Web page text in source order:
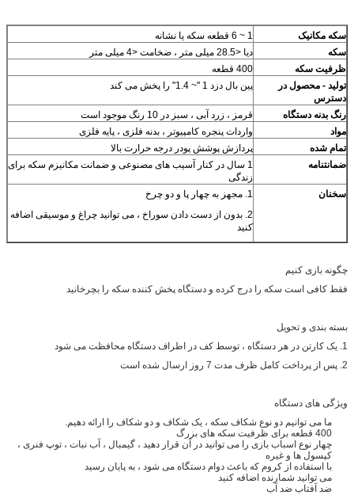
سکه مکانیک
1 ~ 6 قطعه سکه یا نشانه
سکه
دیا <28.5 میلی متر ، ضخامت <4 میلی متر
ظرفیت سکه
400 قطعه
تولید - محصولدر
دسترس
پین بال دزد 1 "~ 1.4" را پخش می کند
رنگ بدنه دستگاه
قرمز ، زرد آبی ، سبز در 10 رنگ موجود است
مواد
واردات پنجره کامپیوتر ، بدنه فلزی ، پایه فلزی
تمام شده
پردازش پوشش پودر درجه حرارت بالا
ضمانتنامه
1 سال در کنار آسیب های مصنوعی و ضمانت مکانیزم سکه برای
زندگی
سخنان
1. مجهز به چهار پا و دو چرخ
2. بدون از دست دادن سوراخ ، می توانید چراغ و موسیقی اضافه
کنید
چگونه بازی کنیم
فقط کافی است سکه را درج کرده و دستگاه پخش کننده سکه را بچرخانید
بسته بندی و تحویل
1. یک کارتن در هر دستگاه ، توسط کف در اطراف دستگاه محافظت می شود
2. پس از پرداخت کامل ظرف مدت 7 روز ارسال شده است
ویژگی های دستگاه
ما می توانیم دو نوع شکاف سکه ، یک شکاف و دو شکاف را ارائه دهیم.
400 قطعه برای ظرفیت سکه های بزرگ
چهار نوع اسباب بازی را می توانید در آن قرار دهید ، گیمبال ، آب نبات ، توپ فنری ،
کپسول ها و غیره
با استفاده از کروم که باعث دوام دستگاه می شود ، به پایان رسید
می توانید شمارنده اضافه کنید
ضد آفتاب ضد آب